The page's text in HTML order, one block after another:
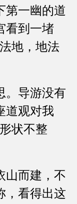
第一幽的道
看到一堵
地，地法
导游没有
道观对我
状不整
而建，不
，看得出这